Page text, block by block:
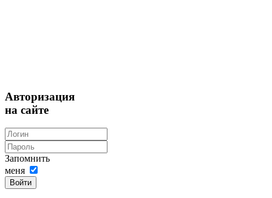
Авторизация
на сайте
Запомнить
меня
Войти